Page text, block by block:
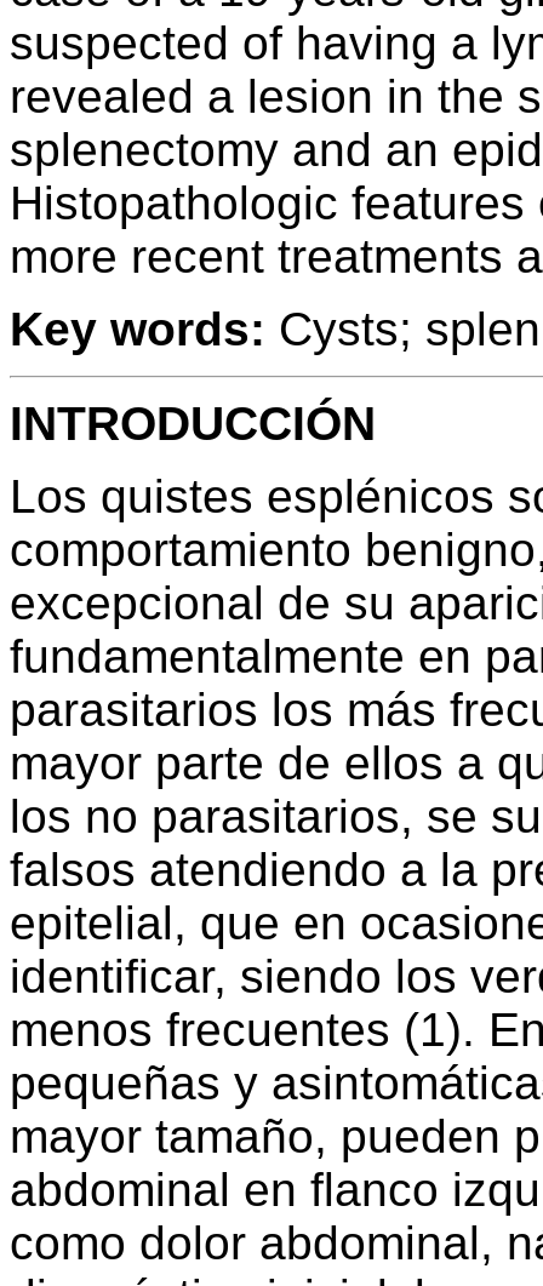
suspected of having a
revealed a lesion in the
splenectomy and an
Histopathologic
more recent treatments
Key words: Cysts;
INTRODUCCIÓN
Los quistes esplénicos
comportamiento
excepcional de su
fundamentalmente en
parasitarios los más
mayor parte de ellos a
los no parasitarios, se
falsos atendiendo a la
epitelial, que en
identificar, siendo los
menos frecuentes (1).
pequeñas y
mayor tamaño, pueden
abdominal en flanco
como dolor abdominal,